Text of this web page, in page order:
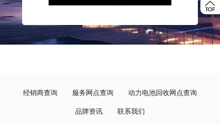
经销商查询 服务网点查询 动力电池回收网点查询
品牌资讯 联系我们